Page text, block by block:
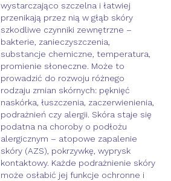
wystarczająco szczelna i łatwiej
przenikają przez nią w głąb skóry
szkodliwe czynniki zewnętrzne –
bakterie, zanieczyszczenia,
substancje chemiczne, temperatura,
promienie słoneczne. Może to
prowadzić do rozwoju różnego
rodzaju zmian skórnych: pęknięć
naskórka, łuszczenia, zaczerwienienia,
podrażnień czy alergii. Skóra staje się
podatna na choroby o podłożu
alergicznym – atopowe zapalenie
skóry (AZS), pokrzywkę, wyprysk
kontaktowy. Każde podrażnienie skóry
może osłabić jej funkcje ochronne i